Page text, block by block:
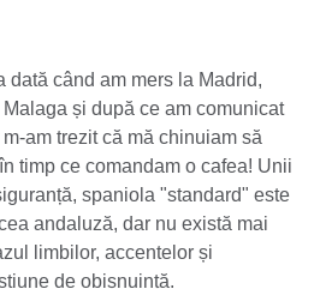
dată când am mers la Madrid,
și după ce am comunicat
am trezit că mă chinuiam să
timp ce comandam o cafea! Unii
spaniola "standard" este
andaluză, dar nu există mai
limbilor, accentelor și
de obișnuință.